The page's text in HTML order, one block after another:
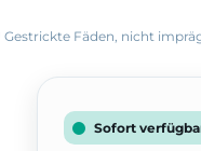
Fäden, nicht
Sofort